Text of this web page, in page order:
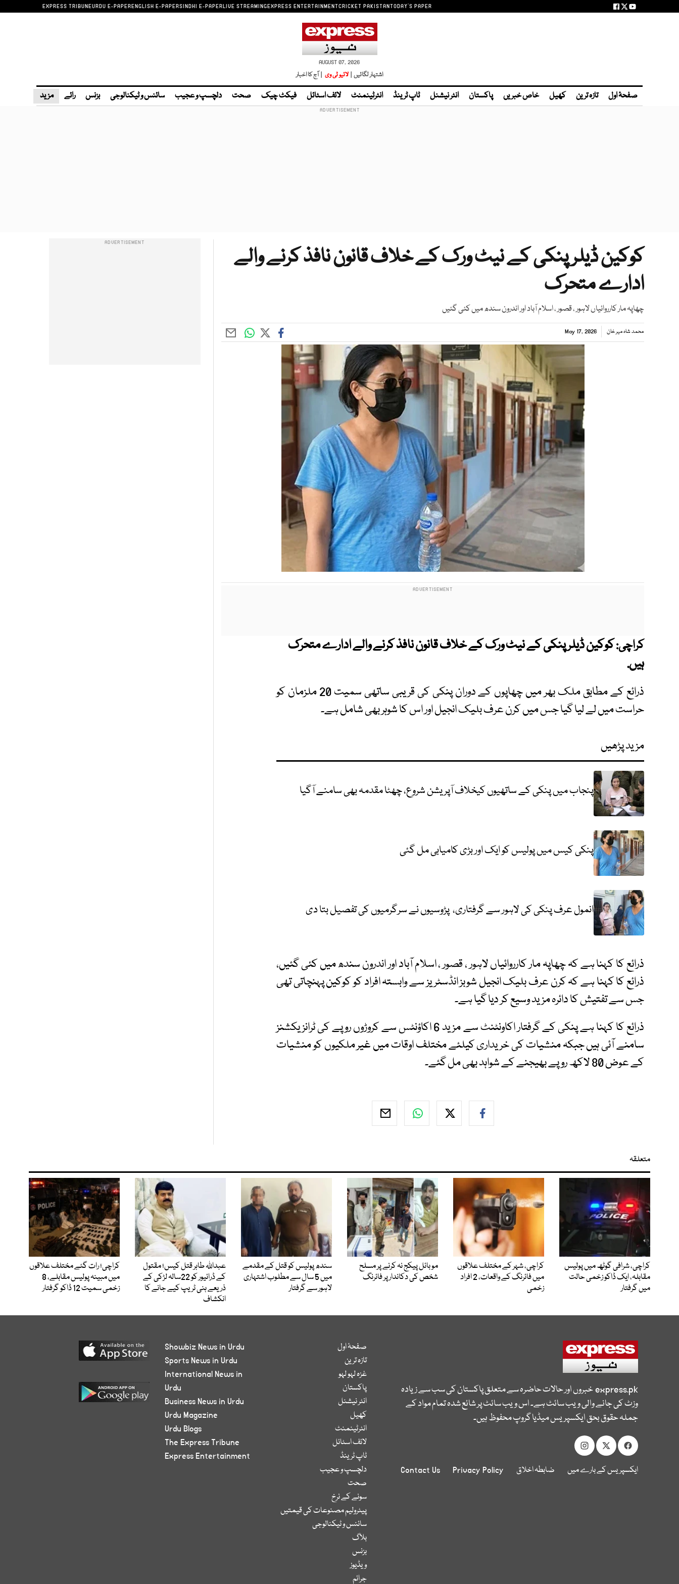
EXPRESS TRIBUNEURDU E-PAPERENGLISH E-PAPERSINDHI E-PAPERLIVE STREAMINGEXPRESS ENTERTAINMENTCRICKET PAKISTANTODAY'S PAPER
AUGUST 07, 2026
اشتہار لگائیں | لائیو ٹی وی | آج کا اخبار
صفحۂ اول تازہ ترین کھیل خاص خبریں پاکستان انٹر نیشنل ٹاپ ٹرینڈ انٹرٹینمنٹ لائف اسٹائل فیکٹ چیک صحت دلچسپ و عجیب سائنس و ٹیکنالوجی بزنس رائے مزید
کوکین ڈیلر پنکی کے نیٹ ورک کے خلاف قانون نافذ کرنے والے
ادارے متحرک
چھاپہ مار کارروائیاں لاہور ، قصور ، اسلام آباد اور اندرون سندھ میں کئی گئیں
محمد شاہ میر خان May 17, 2026
کراچی:کوکین ڈیلر پنکی کے نیٹ ورک کے خلاف قانون نافذ کرنے والے ادارے متحرک
ہیں.
ذرائع کے مطابق ملک بھر میں چھاپوں کے دوران پنکی کی قریبی ساتھی سمیت 20 ملزمان کو
حراست میں لے لیا گیا جس میں کرن عرف بلیک انجیل اور اس کا شوہر بھی شامل ہے۔
مزید پڑھیں
پنجاب میں پنکی کے ساتھیوں کیخلاف آپریشن شروع، چھٹا مقدمہ بھی سامنے آگیا
پنکی کیس میں پولیس کو ایک اور بڑی کامیابی مل گئی
انمول عرف پنکی کی لاہور سے گرفتاری، پڑوسیوں نے سرگرمیوں کی تفصیل بتا دی
ذرائع کا کہنا ہے کہ چھاپہ مار کارروائیاں لاہور ، قصور ، اسلام آباد اور اندرون سندھ میں کئی گئیں،
ذرائع کا کہنا ہے کہ کرن عرف بلیک انجیل شوبز انڈسٹریز سے وابستہ افراد کو کوکین پہنچاتی تھی
جس سے تفتیش کا دائرہ مزید وسیع کر دیا گیا ہے۔
ذرائع کا کہنا ہے پنکی کے گرفتار اکاونٹنٹ سے مزید 6 اکاؤنٹس سے کروڑوں روپے کی ٹرانزیکشنز
سامنے آئی ہیں جبکہ منشیات کی خریداری کیلئے مختلف اوقات میں غیر ملکیوں کو منشیات
کے عوض 80 لاکھ روپے بھیجنے کے شواہد بھی مل گئے۔
متعلقہ
کراچی، شرافی گوٹھ میں پولیس
مقابلہ، ایک ڈاکو زخمی حالت
میں گرفتار
کراچی، شہر کے مختلف علاقوں
میں فائرنگ کے واقعات، 2 افراد
زخمی
موبائل پیکج نہ کرنے پر مسلح
شخص کی دکاندار پر فائرنگ
سندھ پولیس کو قتل کے مقدمے
میں 5 سال سے مطلوب اشتہاری
لاہور سے گرفتار
عبداللہ طاہر قتل کیس؛ مقتول
کے ڈرائیور کو 22سالہ لڑکی کے
ذریعے ہنی ٹریپ کیے جانے کا
انکشاف
کراچی؛ رات گئے مختلف علاقوں
میں مبینہ پولیس مقابلے، 8
زخمی سمیت 12 ڈاکو گرفتار
express.pkخبروں اور حالات حاضرہ سے متعلق پاکستان کی سب سے زیادہ
وزٹ کی جانے والی ویب سائٹ ہے۔ اس ویب سائٹ پر شائع شدہ تمام مواد کے
جملہ حقوق بحق ایکسپریس میڈیا گروپ محفوظ ہیں۔
ایکسپریس کے بارے میں ضابطہ اخلاق Privacy Policy
Contact Us
صفحۂ اول
تازہ ترین
غزہ لہو لہو
پاکستان
انٹر نیشنل
کھیل
انٹرٹینمنٹ
لائف اسٹائل
ٹاپ ٹرینڈ
دلچسپ و عجیب
صحت
سونے کے نرخ
پیٹرولیم مصنوعات کی قیمتیں
سائنس و ٹیکنالوجی
بلاگ
بزنس
ویڈیوز
جرائم
Showbiz News in Urdu
Sports News in Urdu
International News in
Urdu
Business News in Urdu
Urdu Magazine
Urdu Blogs
The Express Tribune
Express Entertainment